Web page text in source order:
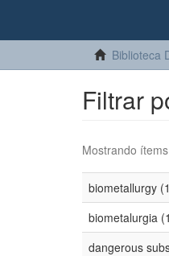
Biblioteca
Filtrar
Mostrando
biometallurgy
biometalurgia
dangerous